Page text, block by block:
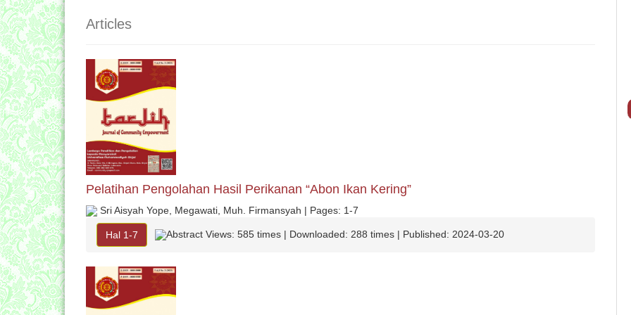
Articles
Pelatihan Pengolahan Hasil Perikanan “Abon Ikan Kering”
Sri Aisyah Yope, Megawati, Muh. Firmansyah | Pages: 1-7
Hal 1-7 Abstract Views: 585 times | Downloaded: 288 times | Published: 2024-03-20